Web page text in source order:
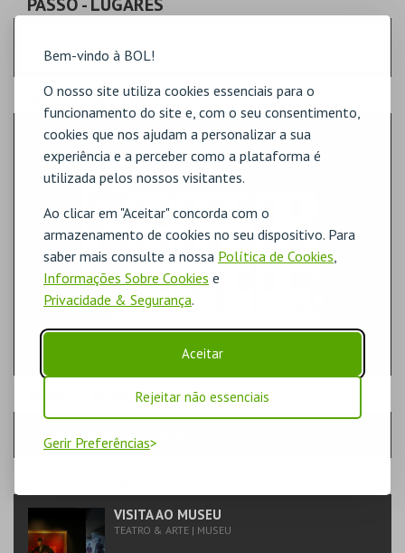
Bem-vindo à BOL!
O nosso site utiliza cookies essenciais para o
funcionamento do site e, com o seu consentimento,
cookies que nos ajudam a personalizar a sua
experiência e a perceber como a plataforma é
utilizada pelos nossos visitantes.
Ao clicar em "Aceitar" concorda com o
armazenamento de cookies no seu dispositivo. Para
saber mais consulte a nossa Política de Cookies
Informações Sobre Cookies e
Privacidade & Segurança.
Aceitar
Rejeitar não essenciais
Gerir Preferências
Escolha a quantidade de bilhetes que pretende
PASSO- SECTOR
GERAL
- SESSÃO
90 DIA(S) APÓS A COMPRA
VISITA AO MUSEU
TEATRO & ARTE | MUSEU